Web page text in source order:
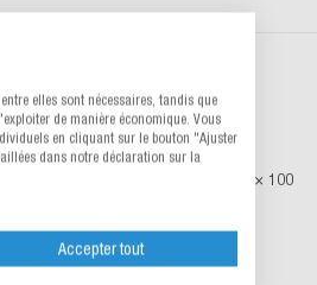
70 × 100
elles sont nécessaires, tandis que
de manière économique. Vous
en cliquant sur le bouton "Ajuster
dans notre déclaration sur la
Accepter tout